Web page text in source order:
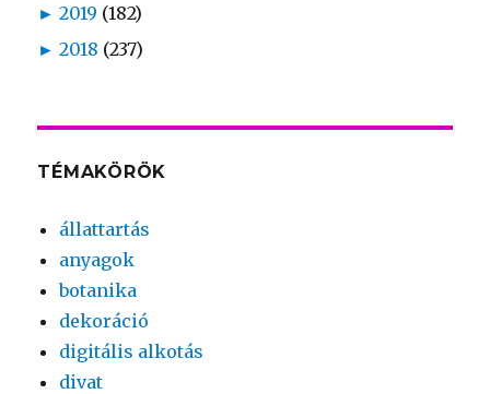
► 2019 (182)
► 2018 (237)
TÉMAKÖRÖK
állattartás
anyagok
botanika
dekoráció
digitális alkotás
divat